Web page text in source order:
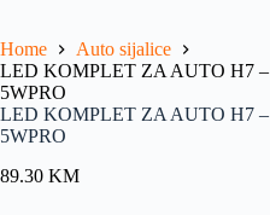
Home
Auto sijalice
LED KOMPLET ZA AUTO H7 –
5WPRO
LED KOMPLET ZA AUTO H7 –
5WPRO
89.30 KM